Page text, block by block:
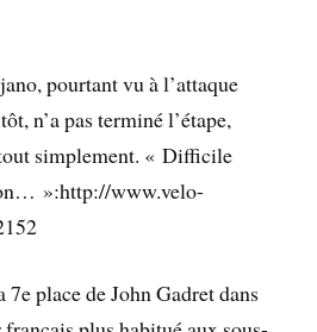
pourtant vu à l’attaque
n’a pas terminé l’étape,
simplement. « Difficile
»:http://www.velo-
place de John Gadret dans